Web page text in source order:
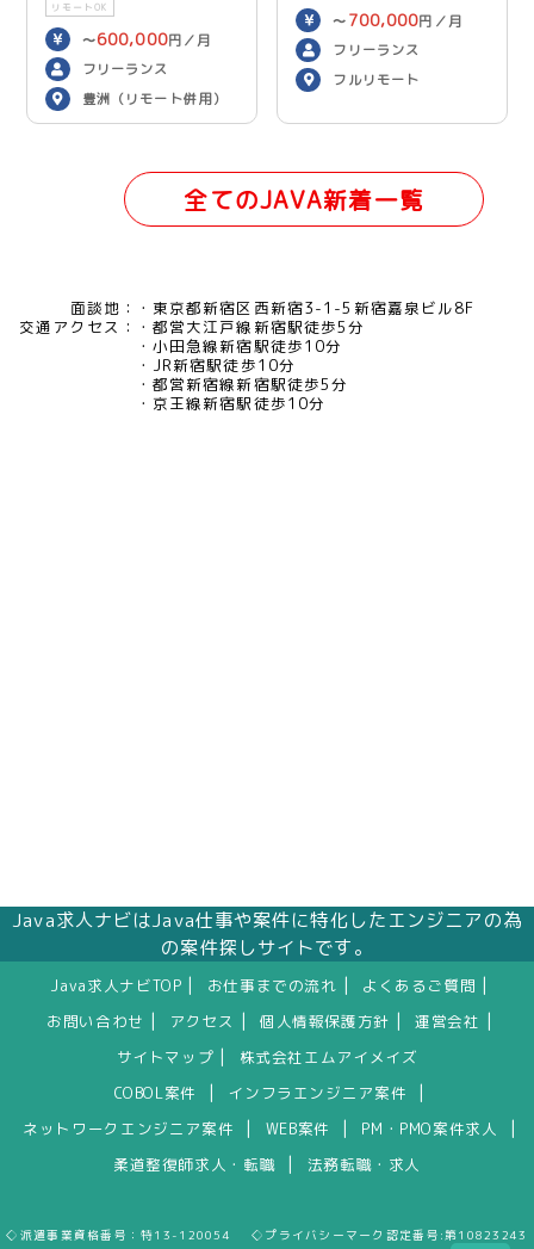
リモートOK
〜600,000円／月
フリーランス
豊洲（リモート併用）
〜 700,000円／月
フリーランス
フルリモート
全てのJAVA新着一覧
面談地：
東京都新宿区西新宿3-1-5新宿嘉泉ビル8F
交通アクセス：
都営大江戸線新宿駅徒歩5分
小田急線新宿駅徒歩10分
JR新宿駅徒歩10分
都営新宿線新宿駅徒歩5分
京王線新宿駅徒歩10分
Java求人ナビはJava仕事や案件に特化したエンジニアの為
の案件探しサイトです。
Java求人ナビTOP お仕事までの流れ よくあるご質問
お問い合わせ アクセス 個人情報保護方針 運営会社
サイトマップ
株式会社エムアイメイズ
COBOL案件
インフラエンジニア案件
ネットワークエンジニア案件 WEB案件 PM・PMO案件求人
柔道整復師求人・転職 法務転職・求人
◇派遣事業資格番号：特13-120054 ◇プライバシーマーク認定番号:第10823243